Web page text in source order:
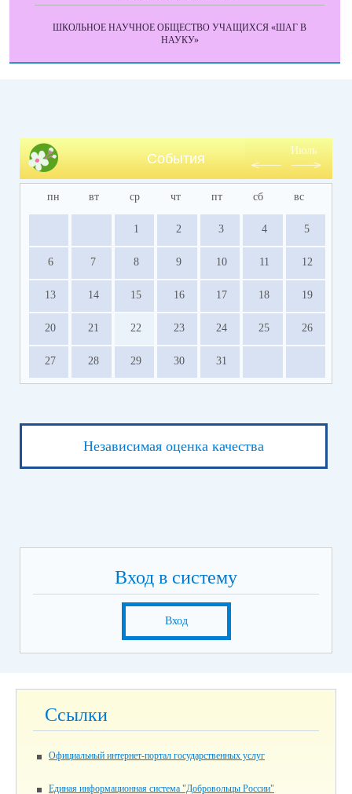
ШКОЛЬНОЕ НАУЧНОЕ ОБЩЕСТВО УЧАЩИХСЯ «ШАГ В
НАУКУ»
События
Июль
пн вт ср чт пт сб вс
1 2 3 4 5
6 7 8 9 10 11 12
13 14 15 16 17 18 19
20 21 22 23 24 25 26
27 28 29 30 31
Независимая оценка качества
Вход в систему
Вход
Ссылки
Официальный интернет-портал государственных услуг
Единая информационная система "Добровольцы России"